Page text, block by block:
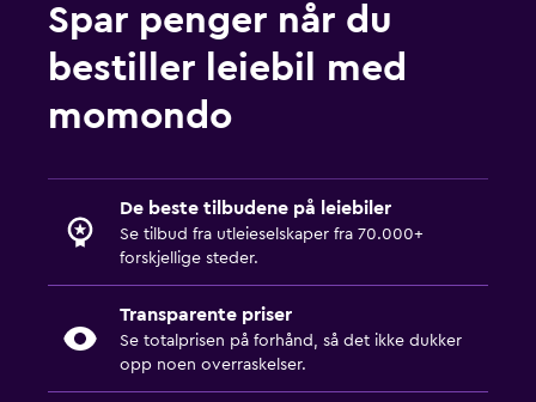
Spar penger når du
bestiller leiebil med
momondo
De beste tilbudene på leiebiler
Se tilbud fra utleieselskaper fra 70.000+
forskjellige steder.
Transparente priser
Se totalprisen på forhånd, så det ikke dukker
opp noen overraskelser.